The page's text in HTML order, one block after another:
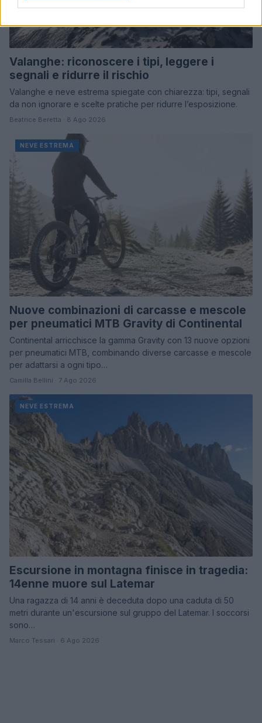
Valanghe: riconoscere i tipi, leggere i
segnali e ridurre il rischio
Valanghe e neve estrema spiegate con chiarezza: tipi, segnali
da non ignorare e scelte pratiche per ridurre l’esposizione.
Beatrice Beretta · 8 Ago 2026
NEVE ESTREMA
Nuove combinazioni di carcasse e mescole
per pneumatici MTB Gravity di Continental
Continental arricchisce la gamma Gravity con 13 nuove opzioni
per pneumatici MTB, combinando diverse carcasse e mescole
per adattarsi a ogni tipo…
Camilla Bellini · 7 Ago 2026
NEVE ESTREMA
Escursione in montagna finisce in tragedia:
14enne muore sul Latemar
Una ragazza di 14 anni è deceduta dopo una caduta di 50
metri durante un'escursione sul gruppo del Latemar. I soccorsi
sono…
Marco Tessari · 6 Ago 2026